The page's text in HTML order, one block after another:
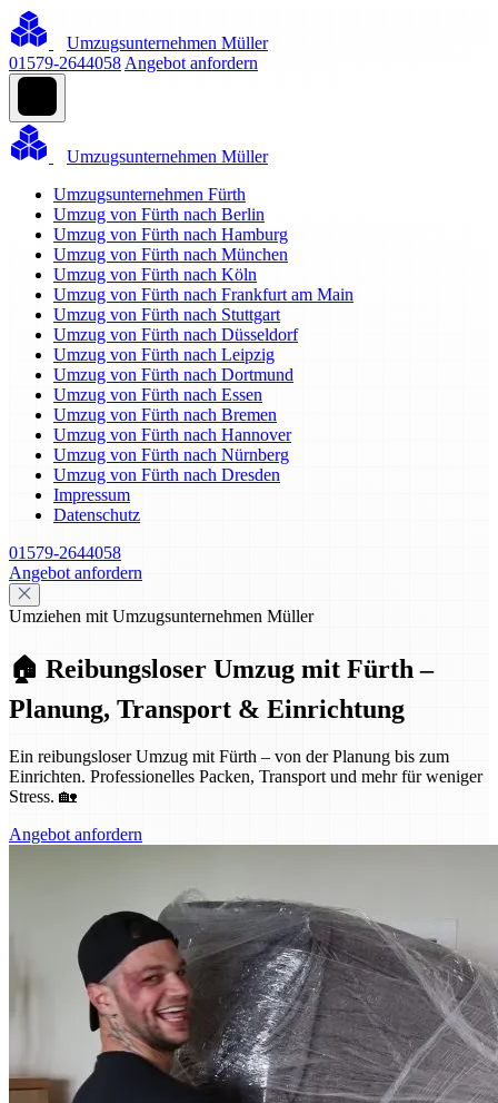
Umzugsunternehmen Müller
01579-2644058 Angebot anfordern
Umzugsunternehmen Müller
Umzugsunternehmen Fürth
Umzug von Fürth nach Berlin
Umzug von Fürth nach Hamburg
Umzug von Fürth nach München
Umzug von Fürth nach Köln
Umzug von Fürth nach Frankfurt am Main
Umzug von Fürth nach Stuttgart
Umzug von Fürth nach Düsseldorf
Umzug von Fürth nach Leipzig
Umzug von Fürth nach Dortmund
Umzug von Fürth nach Essen
Umzug von Fürth nach Bremen
Umzug von Fürth nach Hannover
Umzug von Fürth nach Nürnberg
Umzug von Fürth nach Dresden
Impressum
Datenschutz
01579-2644058
Angebot anfordern
Umziehen mit Umzugsunternehmen Müller
🏠 Reibungsloser Umzug mit Fürth –
Planung, Transport & Einrichtung
Ein reibungsloser Umzug mit Fürth – von der Planung bis zum
Einrichten. Professionelles Packen, Transport und mehr für weniger
Stress. 🏡
Angebot anfordern